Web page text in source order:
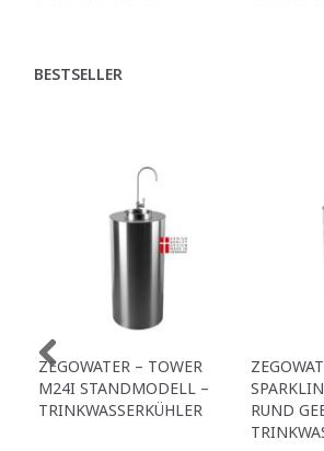
BESTSELLER
ZEGOWATER – TOWER
M24I STANDMODELL –
TRINKWASSERKÜHLER
RUND